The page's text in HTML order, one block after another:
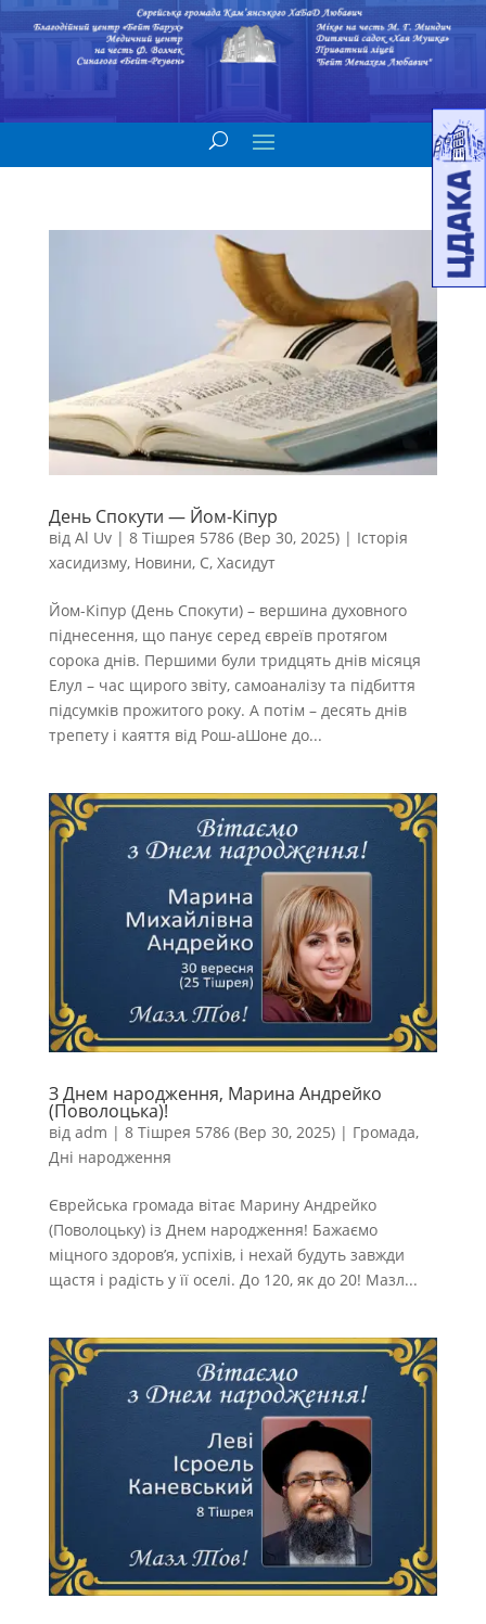
День Спокути — Йом-Кіпур
від Al Uv| 8 Тішрея 5786 (Вер 30, 2025)| Історія
хасидизму, Новини, С, Хасидут
Йом-Кіпур (День Спокути) – вершина духовного
піднесення, що панує серед євреїв протягом
сорока днів. Першими були тридцять днів місяця
Елул – час щирого звіту, самоаналізу та підбиття
підсумків прожитого року. А потім – десять днів
трепету і каяття від Рош-аШоне до...
З Днем народження, Марина Андрейко
(Поволоцька)!
від adm | 8 Тішрея 5786 (Вер 30, 2025)| Громада,
Дні народження
Єврейська громада вітає Марину Андрейко
(Поволоцьку) із Днем народження! Бажаємо
міцного здоров’я, успіхів, і нехай будуть завжди
щастя і радість у її оселі. До 120, як до 20! Мазл...